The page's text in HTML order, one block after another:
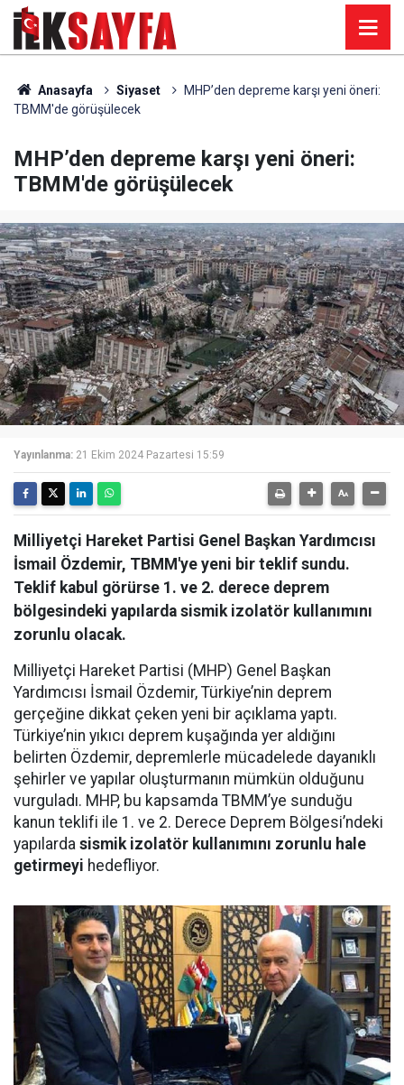
Anasayfa Siyaset
MHP’den depreme karşı yeni öneri:
TBMM'de görüşülecek
MHP’den depreme karşı yeni öneri:
TBMM'de görüşülecek
Yayınlanma: 21 Ekim 2024 Pazartesi 15:59
Milliyetçi Hareket Partisi Genel Başkan Yardımcısı
İsmail Özdemir, TBMM'ye yeni bir teklif sundu.
Teklif kabul görürse 1. ve 2. derece deprem
bölgesindeki yapılarda sismik izolatör kullanımını
zorunlu olacak.
Milliyetçi Hareket Partisi (MHP) Genel Başkan
Yardımcısı İsmail Özdemir, Türkiye’nin deprem
gerçeğine dikkat çeken yeni bir açıklama yaptı.
Türkiye’nin yıkıcı deprem kuşağında yer aldığını
belirten Özdemir, depremlerle mücadelede dayanıklı
şehirler ve yapılar oluşturmanın mümkün olduğunu
vurguladı. MHP, bu kapsamda TBMM’ye sunduğu
kanun teklifi ile 1. ve 2. Derece Deprem Bölgesi’ndeki
yapılarda sismik izolatör kullanımını zorunlu hale
getirmeyi hedefliyor.